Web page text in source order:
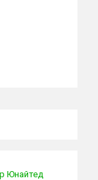
Юнайтед